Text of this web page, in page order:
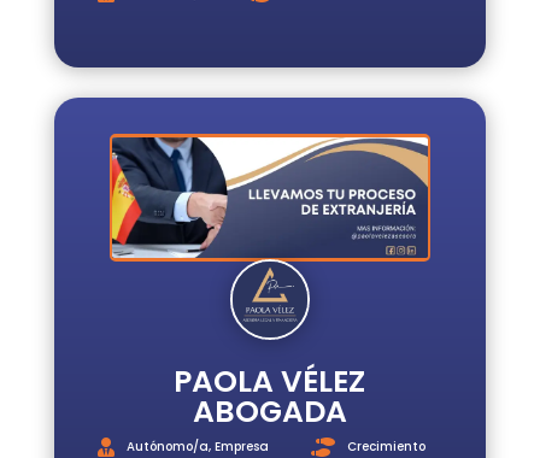
PAOLA VÉLEZ
ABOGADA
Autónomo/a, Empresa Crecimiento